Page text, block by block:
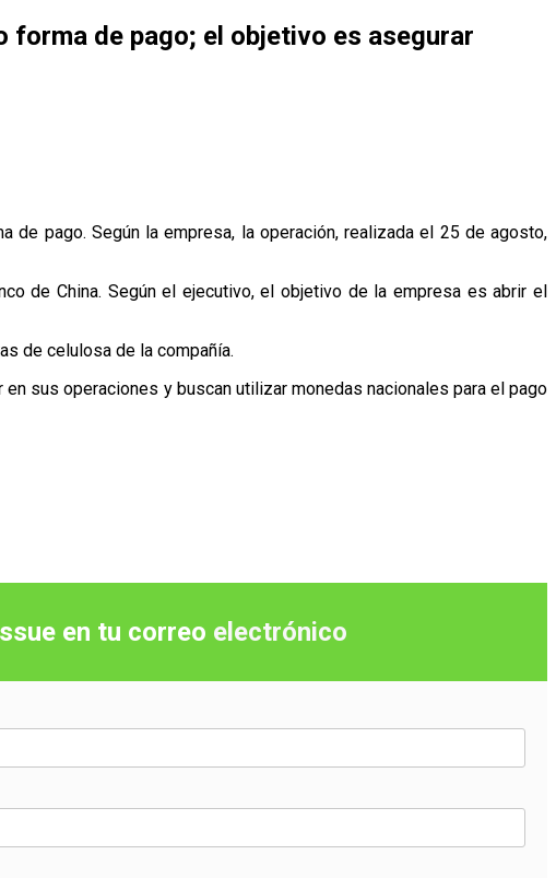
forma de pago; el objetivo es asegurar
de pago. Según la empresa, la operación, realizada el 25 de agosto,
de China. Según el ejecutivo, el objetivo de la empresa es abrir el
de celulosa de la compañía.
sus operaciones y buscan utilizar monedas nacionales para el pago
en tu correo electrónico